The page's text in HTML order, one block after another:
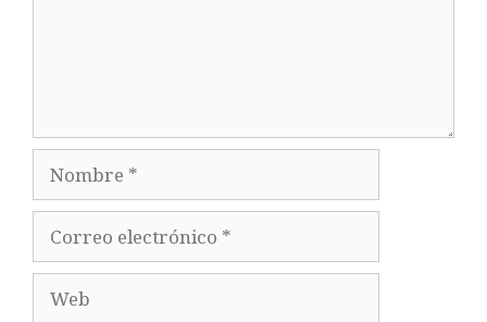
Nombre
electrónico